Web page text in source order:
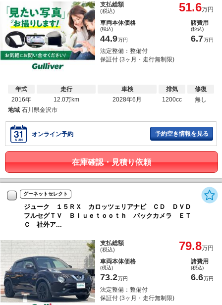
支払総額
(税込) 51.6万円
車両本体価格
(税込)
44.9万円
諸費用
(税込)
6.7万円
法定整備：整備付
保証付 (3ヶ月・走行無制限)
年式
2016年
走行
12.0万km
車検
2028年6月
排気
1200cc
修復
無し
地域 石川県金沢市
オンライン予約 予約空き情報を見る
在庫確認・見積り依頼
グーネットセレクト
ジューク １５ＲＸ カロッツェリアナビ ＣＤ ＤＶＤ
フルセグＴＶ Ｂｌｕｅｔｏｏｔｈ バックカメラ ＥＴ
Ｃ 社外ア...
支払総額
(税込) 79.8万円
車両本体価格
(税込)
73.2万円
諸費用
(税込)
6.6万円
法定整備：整備付
保証付 (3ヶ月・走行無制限)